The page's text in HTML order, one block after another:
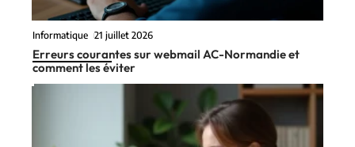
Informatique 21 juillet 2026
Erreurs courantes sur webmail AC-Normandie et
comment les éviter